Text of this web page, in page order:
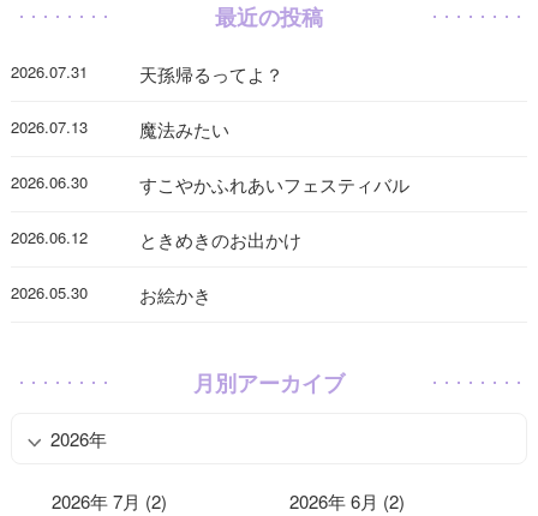
最近の投稿
2026.07.31 天孫帰るってよ？
2026.07.13 魔法みたい
2026.06.30 すこやかふれあいフェスティバル
2026.06.12 ときめきのお出かけ
2026.05.30 お絵かき
月別アーカイブ
2026年
2026年 7月 (2) 2026年 6月 (2)